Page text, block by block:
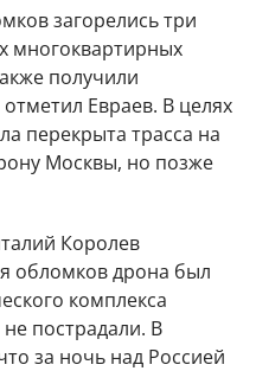
загорелись три
многоквартирных
получили
Евраев. В целях
перекрыта трасса на
Москвы, но позже
Королев
обломков дрона был
комплекса
пострадали. В
за ночь над Россией